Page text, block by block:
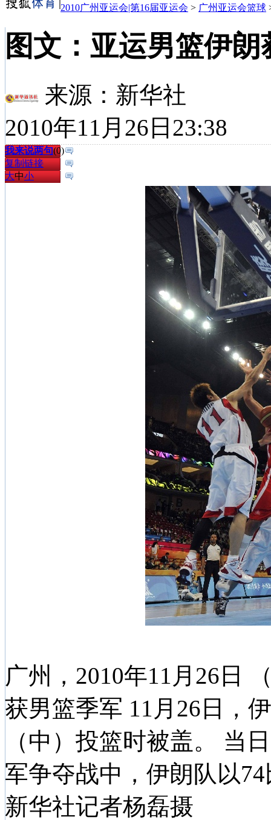
2010广州亚运会|第16届亚运会 > 广州亚运会篮球
图文：亚运男篮伊
来源： 新华社
2010年11月26日23:38
我来说两句(0)
复制链接
大中小
广州，2010年11月26日
获男篮季军 11月26日，
（中）投篮时被盖。 当
军争夺战中，伊朗队以
新华社记者杨磊摄